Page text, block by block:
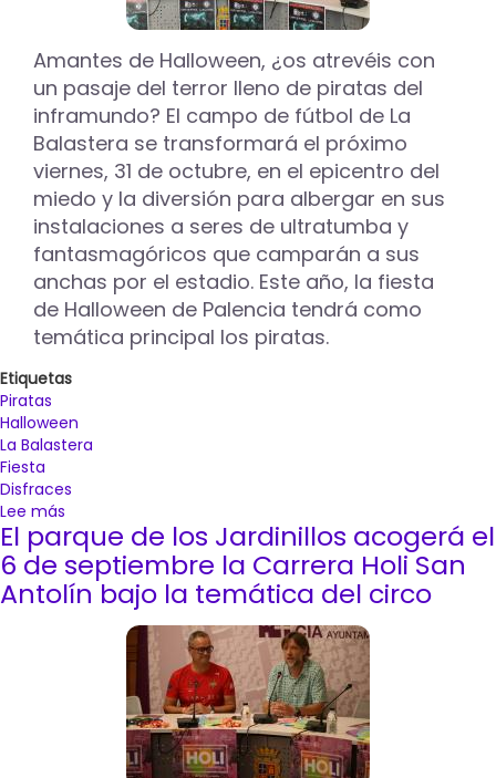
declaración
Interés
Turístico
Nacional
del
Bautizo
del
Niño
Amantes de Halloween, ¿os atrevéis con
un pasaje del terror lleno de piratas del
inframundo? El campo de fútbol de La
Balastera se transformará el próximo
viernes, 31 de octubre, en el epicentro del
miedo y la diversión para albergar en sus
instalaciones a seres de ultratumba y
fantasmagóricos que camparán a sus
anchas por el estadio. Este año, la fiesta
de Halloween de Palencia tendrá como
temática principal los piratas.
Etiquetas
Piratas
Halloween
La Balastera
Fiesta
Disfraces
Lee más
Piratas
del
inframundo
se
apropiarán
celebración
El parque de los Jardinillos acogerá el
6 de septiembre la Carrera Holi San
Antolín bajo la temática del circo